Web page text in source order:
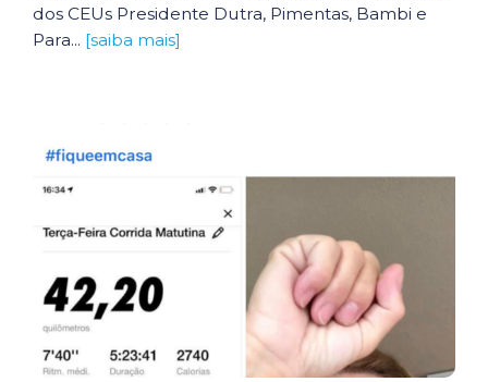
dos CEUs Presidente Dutra, Pimentas, Bambi e
Para... [saiba mais]